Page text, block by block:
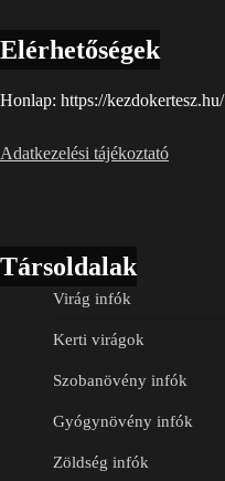
Elérhetőségek
Honlap: https://kezdokertesz.hu/
Adatkezelési tájékoztató
Társoldalak
Virág infók
Kerti virágok
Szobanövény infók
Gyógynövény infók
Zöldség infók